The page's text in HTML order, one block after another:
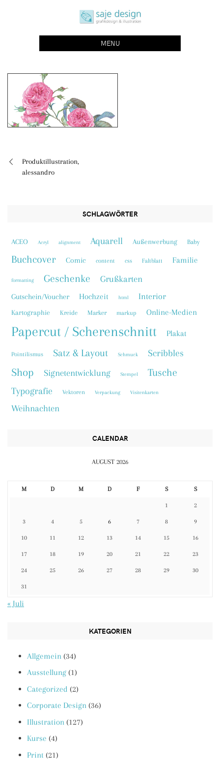
saje design bonn
grafikdesign | buchgestaltung | illustration
MENU
Beitragsnavigation
Produktillustration,
alessandro
SCHLAGWÖRTER
ACEO Acryl alignment Aquarell Außenwerbung Baby
Buchcover Comic content css Faltblatt Familie
formatting Geschenke Grußkarten
Gutschein/Voucher Hochzeit html Interior
Kartographie Kreide Marker markup Online-Medien
Papercut / Scherenschnitt Plakat
Pointilismus Satz & Layout Schmuck Scribbles
Shop Signetentwicklung Stempel Tusche
Typografie Vektoren Verpackung Visitenkarten
Weihnachten
CALENDAR
AUGUST 2026
M D M D F S S
1 2
3 4 5 6 7 8 9
10 11 12 13 14 15 16
17 18 19 20 21 22 23
24 25 26 27 28 29 30
31
« Juli
KATEGORIEN
Allgemein (34)
Ausstellung (1)
Categorized (2)
Corporate Design (36)
Illustration (127)
Kurse (4)
Print (21)